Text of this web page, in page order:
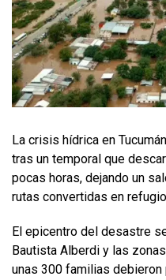
La crisis hídrica en
tras un temporal que
pocas horas, dejando un
rutas convertidas en
El epicentro del desastre
Bautista Alberdi y las
unas 300 familias debieron